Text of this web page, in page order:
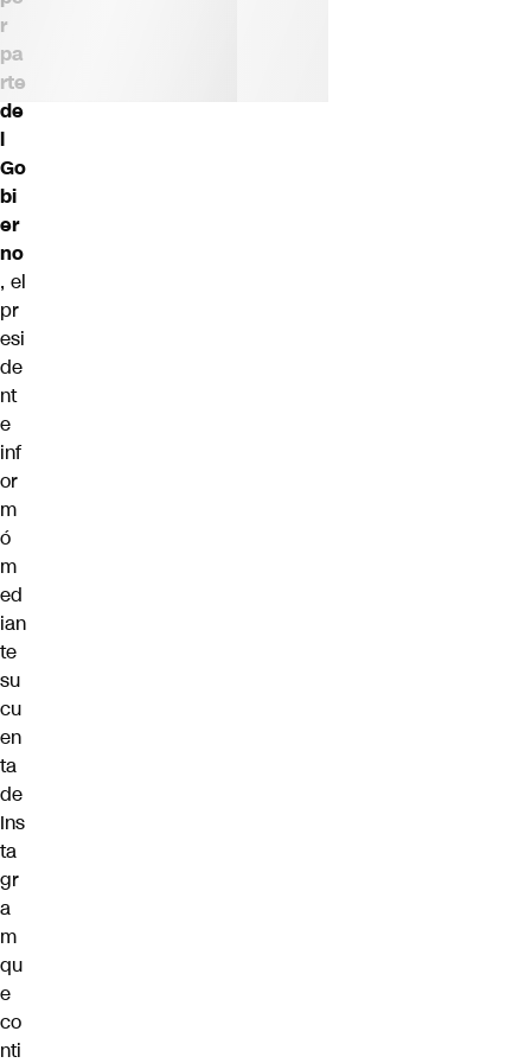
r
pa
rte
de
l
Go
bi
er
no
, el
pr
esi
de
nt
e
inf
or
m
ó
m
ed
ian
te
su
cu
en
ta
de
Ins
ta
gr
a
m
qu
e
co
nti